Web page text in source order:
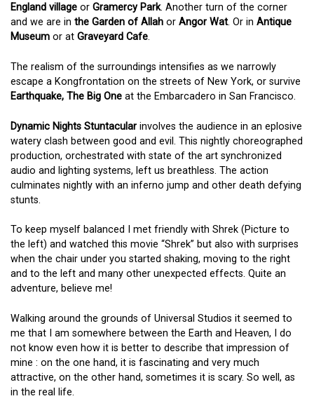
England village or Gramercy Park. Another turn of the corner
and we are in the Garden of Allah or Angor Wat. Or in Antique
Museum or at Graveyard Cafe.
The realism of the surroundings intensifies as we narrowly
escape a Kongfrontation on the streets of New York, or survive
Earthquake, The Big One at the Embarcadero in San Francisco.
Dynamic Nights Stuntacular involves the audience in an eplosive
watery clash between good and evil. This nightly choreographed
production, orchestrated with state of the art synchronized
audio and lighting systems, left us breathless. The action
culminates nightly with an inferno jump and other death defying
stunts.
To keep myself balanced I met friendly with Shrek (Picture to
the left) and watched this movie “Shrek” but also with surprises
when the chair under you started shaking, moving to the right
and to the left and many other unexpected effects. Quite an
adventure, believe me!
Walking around the grounds of Universal Studios it seemed to
me that I am somewhere between the Earth and Heaven, I do
not know even how it is better to describe that impression of
mine : on the one hand, it is fascinating and very much
attractive, on the other hand, sometimes it is scary. So well, as
in the real life.